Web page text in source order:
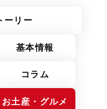
ーリー
基本情報
コラム
お土産・グルメ